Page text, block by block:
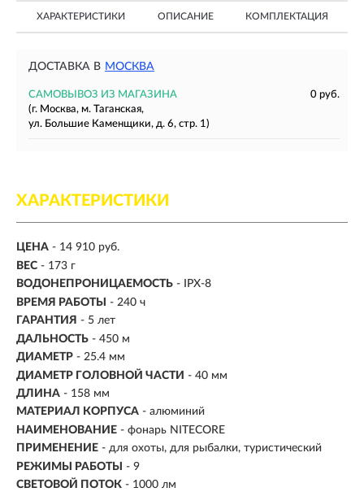
ХАРАКТЕРИСТИКИ ОПИСАНИЕ КОМПЛЕКТАЦИЯ
ДОСТАВКА В МОСКВА
САМОВЫВОЗ ИЗ МАГАЗИНА
0 руб.
(г. Москва, м. Таганская,
ул. Большие Каменщики, д. 6, стр. 1)
ХАРАКТЕРИСТИКИ
ЦЕНА - 14 910 руб.
ВЕС - 173 г
ВОДОНЕПРОНИЦАЕМОСТЬ - IPX-8
ВРЕМЯ РАБОТЫ
- 240 ч
ГАРАНТИЯ - 5 лет
ДАЛЬНОСТЬ - 450 м
ДИАМЕТР - 25.4 мм
ДИАМЕТР ГОЛОВНОЙ ЧАСТИ - 40 мм
ДЛИНА - 158 мм
МАТЕРИАЛ КОРПУСА - алюминий
НАИМЕНОВАНИЕ - фонарь NITECORE
ПРИМЕНЕНИЕ - для охоты, для рыбалки, туристический
РЕЖИМЫ РАБОТЫ
- 9
СВЕТОВОЙ ПОТОК - 1000 лм